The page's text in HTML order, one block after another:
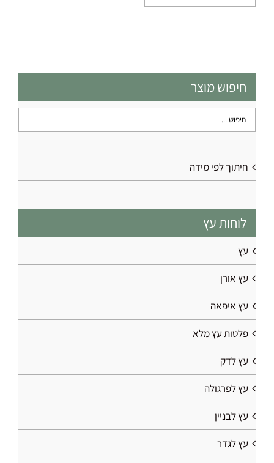
יש
את
האפשרויות
בעמוד
חיפוש מוצר
חיתוך לפי מידה
לוחות עץ
עץ
עץ אורן
עץ איפאה
פלטות עץ מלא
עץ לדק
עץ לפרגולה
עץ לבניין
עץ לגדר